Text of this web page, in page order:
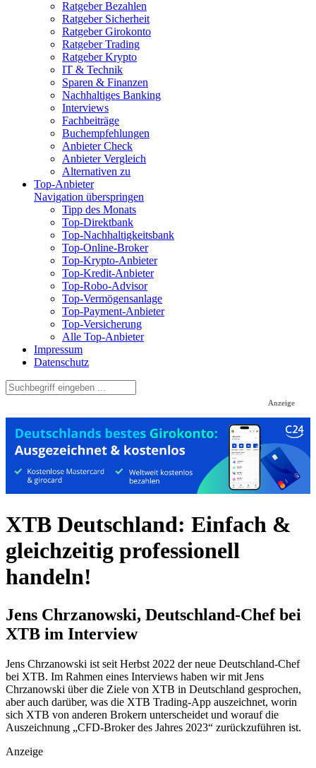
Ratgeber Bezahlen
Ratgeber Sicherheit
Ratgeber Girokonto
Ratgeber Trading
Ratgeber Krypto
IT & Technik
Sparen & Finanzen
Nachhaltiges Banking
Interviews
Fachbeiträge
Buchempfehlungen
Anbieter Check
Anbieter Vergleich
Alternativen zu
Top-Anbieter
Navigation überspringen
Tipp des Monats
Top-Direktbank
Top-Nachhaltigkeitsbank
Top-Online-Broker
Top-Krypto-Anbieter
Top-Kredit-Anbieter
Top-Robo-Advisor
Top-Vermögensanlage
Top-Payment-Anbieter
Top-Versicherung
Alle Top-Anbieter
Impressum
Datenschutz
Anzeige
XTB Deutschland: Einfach &
gleichzeitig professionell
handeln!
Jens Chrzanowski, Deutschland-Chef bei
XTB im Interview
Jens Chrzanowski ist seit Herbst 2022 der neue Deutschland-Chef
bei XTB. Im Rahmen eines Interviews haben wir mit Jens
Chrzanowski über die Ziele von XTB in Deutschland gesprochen,
aber auch darüber, was die XTB Trading-App auszeichnet, worin
sich XTB von anderen Brokern unterscheidet und worauf die
Auszeichnung „CFD-Broker des Jahres 2023“ zurückzuführen ist.
Anzeige